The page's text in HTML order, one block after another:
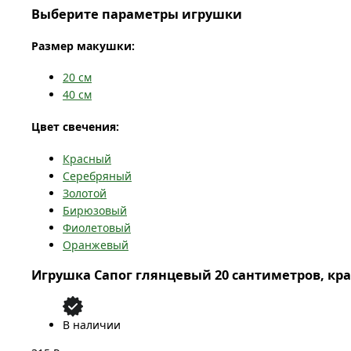
Выберите параметры игрушки
Размер макушки:
20 см
40 см
Цвет свечения:
Красный
Серебряный
Золотой
Бирюзовый
Фиолетовый
Оранжевый
Игрушка Сапог глянцевый 20 сантиметров,
В наличии